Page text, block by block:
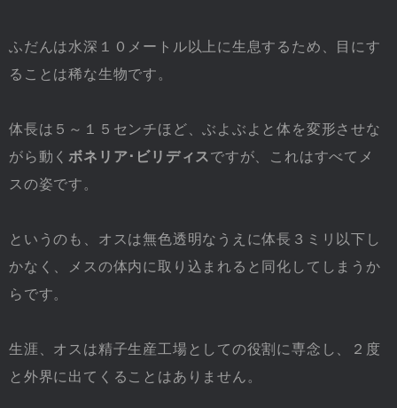
ふだんは水深１０メートル以上に生息するため、目にす
ることは稀な生物です。
体長は５～１５センチほど、ぶよぶよと体を変形させな
がら動く ボネリア･ビリディス ですが、これはすべてメ
スの姿です。
というのも、オスは無色透明なうえに体長３ミリ以下し
かなく、メスの体内に取り込まれると同化してしまうか
らです。
生涯、オスは精子生産工場としての役割に専念し、２度
と外界に出てくることはありません。